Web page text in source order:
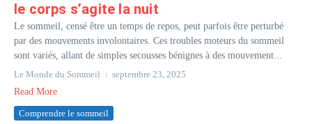
le corps s’agite la nuit
Le sommeil, censé être un temps de repos, peut parfois être perturbé
par des mouvements involontaires. Ces troubles moteurs du sommeil
sont variés, allant de simples secousses bénignes à des mouvement...
Le Monde du Sommeil
septembre 23, 2025
Read More
Comprendre le sommeil